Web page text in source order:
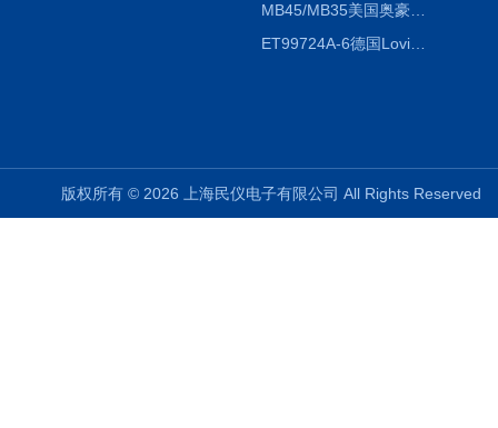
MB45/MB35美国奥豪斯OHAUS MB45/MB35卤素红外水分测定仪
ET99724A-6德国Lovibond ET99724A-6微电脑BOD测定仪
版权所有 © 2026 上海民仪电子有限公司 All Rights